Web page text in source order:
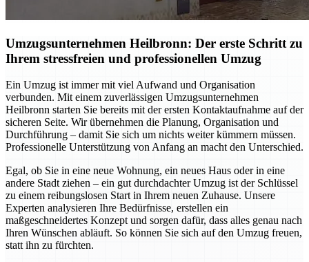
Umzugsunternehmen Heilbronn: Der erste Schritt zu
Ihrem stressfreien und professionellen Umzug
Ein Umzug ist immer mit viel Aufwand und Organisation
verbunden. Mit einem zuverlässigen Umzugsunternehmen
Heilbronn starten Sie bereits mit der ersten Kontaktaufnahme auf der
sicheren Seite. Wir übernehmen die Planung, Organisation und
Durchführung – damit Sie sich um nichts weiter kümmern müssen.
Professionelle Unterstützung von Anfang an macht den Unterschied.
Egal, ob Sie in eine neue Wohnung, ein neues Haus oder in eine
andere Stadt ziehen – ein gut durchdachter Umzug ist der Schlüssel
zu einem reibungslosen Start in Ihrem neuen Zuhause. Unsere
Experten analysieren Ihre Bedürfnisse, erstellen ein
maßgeschneidertes Konzept und sorgen dafür, dass alles genau nach
Ihren Wünschen abläuft. So können Sie sich auf den Umzug freuen,
statt ihn zu fürchten.